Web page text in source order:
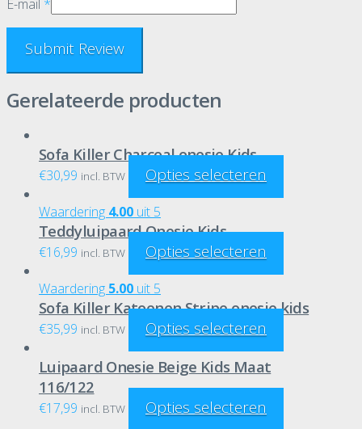
E-mail *
Gerelateerde producten
Sofa Killer Charcoal onesie Kids
€30,99 incl. BTW Opties selecteren
Waardering 4.00 uit 5
Teddyluipaard Onesie Kids
€16,99 incl. BTW Opties selecteren
Waardering 5.00 uit 5
Sofa Killer Katoenen Stripe onesie kids
€35,99 incl. BTW Opties selecteren
Luipaard Onesie Beige Kids Maat
116/122
€17,99 incl. BTW Opties selecteren